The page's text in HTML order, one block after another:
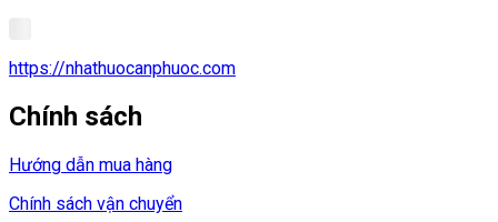
https://nhathuocanphuoc.com
Chính sách
Hướng dẫn mua hàng
Chính sách vận chuyển